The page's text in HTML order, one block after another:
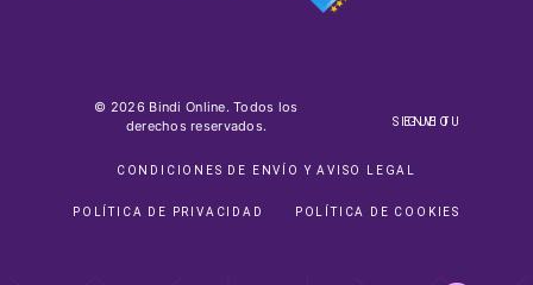
© 2026 Bindi Online. Todos los
derechos reservados.
SIGUE TU ENVIO
CONDICIONES DE ENVÍO Y AVISO LEGAL
POLÍTICA DE PRIVACIDAD POLÍTICA DE COOKIES